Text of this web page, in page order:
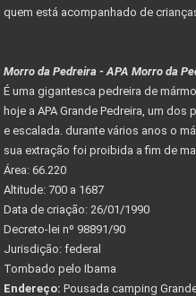
quem está acompanhado de
Morro da Pedreira - APA Morro da
É uma gigantesca pedreira de
hoje a APA Grande Pedreira, um
e escalada. durante vários anos o
sua extração foi proibida a fim de
Área: 66.220
Altitude: 700 a 1687
Data de criação: 26/01/1990
Decreto-lei nº 98891/90
Jurisdição: federal
Tombado pelo Ibama
Endereço: Pousada camping